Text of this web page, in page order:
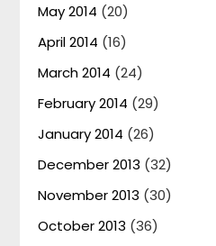
May 2014 (20)
April 2014 (16)
March 2014 (24)
February 2014 (29)
January 2014 (26)
December 2013 (32)
November 2013 (30)
October 2013 (36)